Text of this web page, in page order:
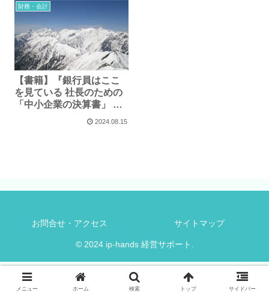
財務・会計
【書籍】『銀行員はここ
を見ている 社長のための
「中小企業の決算書」 読
み方・活かし方』
2024.08.15
お問合せ・アクセス サイトマップ
© 2024 ip-hands 経営サポート.
メニュー ホーム 検索 トップ サイドバー